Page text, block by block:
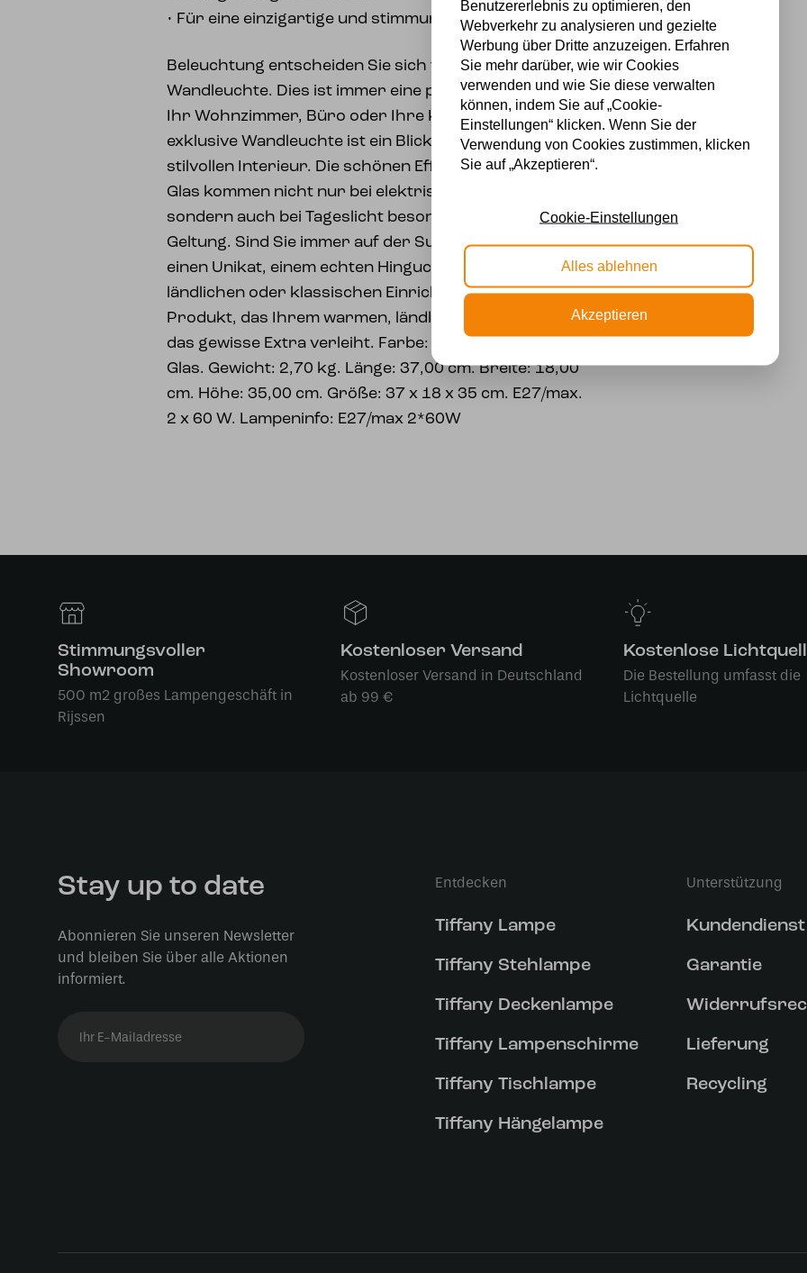
• Für eine einzigartige und stimmungsvolle
Beleuchtung entscheiden Sie sich für diese zeitlose
Wandleuchte. Dies ist immer eine passende Option für
Ihr Wohnzimmer, Büro oder Ihre Küche. Diese
exklusive Wandleuchte ist ein Blickfang in Ihrem
stilvollen Interieur. Die schönen Effekte von Tiffany-
Glas kommen nicht nur bei elektrischer Beleuchtung,
sondern auch bei Tageslicht besonders gut zur
Geltung. Sind Sie immer auf der Suche nach dem
einen Unikat, einem echten Hingucker in Ihrer
ländlichen oder klassischen Einrichtung? Das eine
Produkt, das Ihrem warmen, ländlichen Wohnzimmer
das gewisse Extra verleiht. Farbe: Grün. Material:
Glas. Gewicht: 2,70 kg. Länge: 37,00 cm. Breite: 18,00
cm. Höhe: 35,00 cm. Größe: 37 x 18 x 35 cm. E27/max.
2 x 60 W. Lampeninfo: E27/max 2*60W
Stimmungsvoller
Showroom
500 m2 großes Lampengeschäft in
Rijssen
Kostenloser Versand
Kostenloser Versand in Deutschland
ab 99 €
Kostenlose
Die Bestellung umfasst die
Lichtquelle
Stay up to date
Abonnieren Sie unseren Newsletter
und bleiben Sie über alle Aktionen
informiert.
Entdecken
Tiffany Lampe
Tiffany Stehlampe
Tiffany Deckenlampe
Tiffany Lampenschirme
Tiffany Tischlampe
Tiffany Hängelampe
Unterstützung
Kundendienst
Garantie
Lieferung
Recycling
Benutzererlebnis zu optimieren, den
Webverkehr zu analysieren und gezielte
Werbung über Dritte anzuzeigen. Erfahren
Sie mehr darüber, wie wir Cookies
verwenden und wie Sie diese verwalten
können, indem Sie auf „Cookie-
Einstellungen“ klicken. Wenn Sie der
Verwendung von Cookies zustimmen, klicken
Sie auf „Akzeptieren“.
Cookie-Einstellungen
Alles ablehnen
Akzeptieren